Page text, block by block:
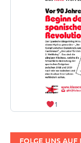
1
FOLGE UNS AUF